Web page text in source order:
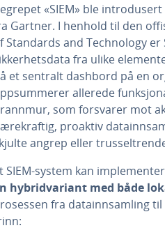
«SIEM» ble
Gartner. I henhold til den
Standards and Technology
fra ulike
et sentralt dashbord på en
allerede
som forsvarer mot
proaktiv
angrep eller
SIEM-system kan
hybridvariant med både
fra datainnsamling